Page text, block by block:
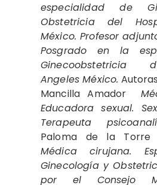
especialidad de
Obstetricia del
México. Profesor
Posgrado en la
Ginecoobstetricia
Angeles México.
Mancilla Amador
Educadora sexual.
Terapeuta
Paloma de la Torre
Médica cirujana.
Ginecología y
por el Consejo